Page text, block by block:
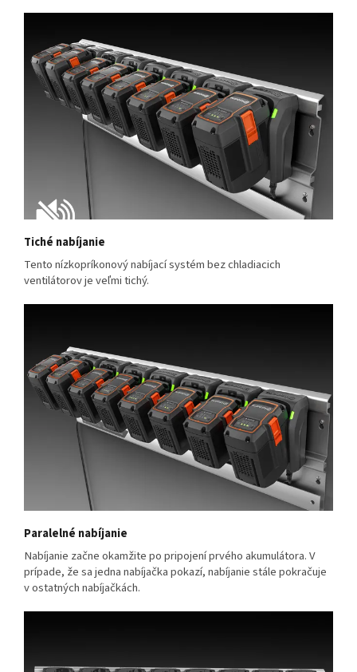
Tiché nabíjanie
Tento nízkopríkonový nabíjací systém bez chladiacich
ventilátorov je veľmi tichý.
Paralelné nabíjanie
Nabíjanie začne okamžite po pripojení prvého akumulátora. V
prípade, že sa jedna nabíjačka pokazí, nabíjanie stále pokračuje
v ostatných nabíjačkách.